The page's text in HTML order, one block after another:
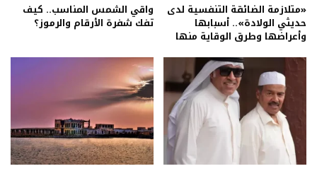
«متلازمة الضائقة التنفسية لدى
حديثي الولادة».. أسبابها
وأعراضها وطرق الوقاية منها
واقي الشمس المناسب.. كيف
تفك شفرة الأرقام والرموز؟